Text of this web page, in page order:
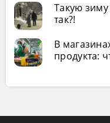
Такую
так?!
В
продукта: